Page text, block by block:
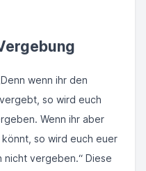
wenn ihr den
so wird euch
Wenn ihr aber
so wird euch euer
vergeben.“ Diese